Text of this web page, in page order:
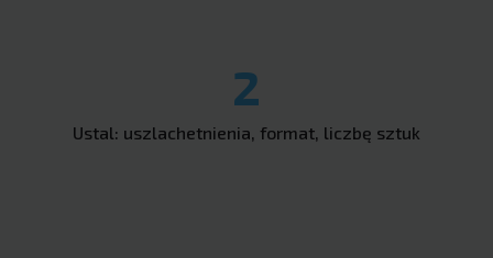
2
Ustal: uszlachetnienia, format, liczbę sztuk